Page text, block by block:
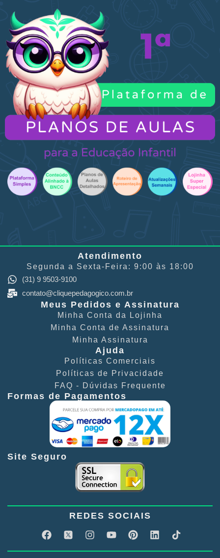
Atendimento
Segunda a Sexta-Feira: 9:00 às 18:00
(31) 9 9503-9100
contato@cliquepedagogico.com.br
Meus Pedidos e Assinatura
Minha Conta​ da Lojinha
Minha Conta de Assinatura
Minha Assinatura
Ajuda
Políticas Comerciais​
Políticas de Privacidade​
FAQ - Dúvidas Frequente​
Formas de Pagamentos
Site Seguro
REDES SOCIAIS